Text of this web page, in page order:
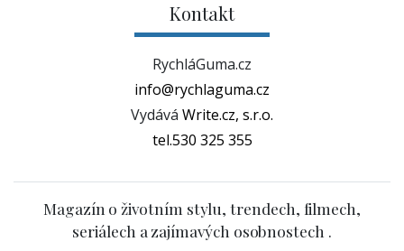
Kontakt
RychláGuma.cz
info@rychlaguma.cz
Vydává Write.cz, s.r.o.
tel.530 325 355
Magazín o životním stylu, trendech, filmech,
seriálech a zajímavých osobnostech .